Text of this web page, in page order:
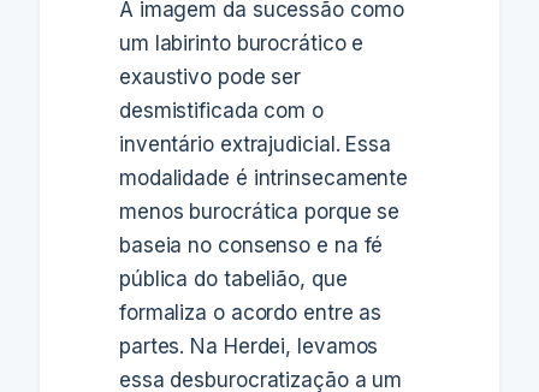
A imagem da sucessão como
um labirinto burocrático e
exaustivo pode ser
desmistificada com o
inventário extrajudicial. Essa
modalidade é intrinsecamente
menos burocrática porque se
baseia no consenso e na fé
pública do tabelião, que
formaliza o acordo entre as
partes. Na Herdei, levamos
essa desburocratização a um